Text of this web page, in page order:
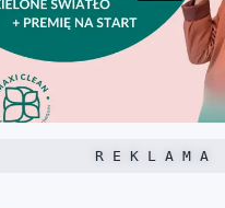
R E K L A M A